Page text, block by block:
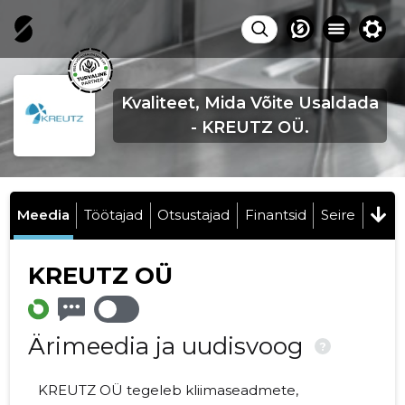
Kvaliteet, Mida Võite Usaldada
- KREUTZ OÜ.
Meedia Töötajad Otsustajad Finantsid Seire
KREUTZ OÜ
Ärimeedia ja uudisvoog ?
KREUTZ OÜ tegeleb kliimaseadmete,